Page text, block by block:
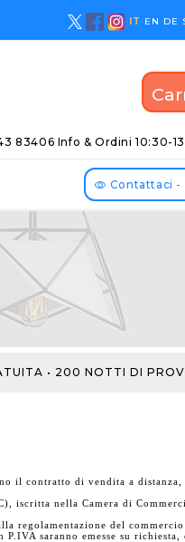
IT EN DE
83406 Info & Ordini10:30-
Contattaci -
• 200 NOTTI DI
il contratto di vendita a
iscritta nella Camera di
regolamentazione del
saranno emesse su richiesta,